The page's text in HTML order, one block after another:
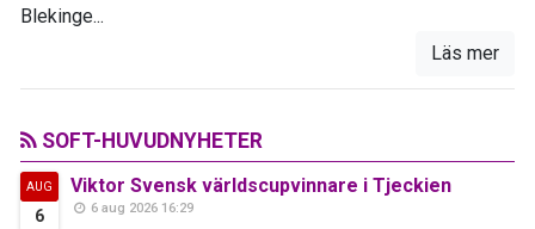
Blekinge...
Läs mer
SOFT-HUVUDNYHETER
AUG
6
Viktor Svensk världscupvinnare i Tjeckien
6 aug 2026 16:29